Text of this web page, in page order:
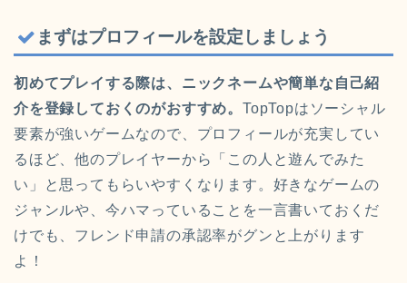
まずはプロフィールを設定しましょう
初めてプレイする際は、ニックネームや簡単な自己紹
介を登録しておくのがおすすめ。 TopTopはソーシャル
要素が強いゲームなので、プロフィールが充実してい
るほど、他のプレイヤーから「この人と遊んでみた
い」と思ってもらいやすくなります。好きなゲームの
ジャンルや、今ハマっていることを一言書いておくだ
けでも、フレンド申請の承認率がグンと上がります
よ！